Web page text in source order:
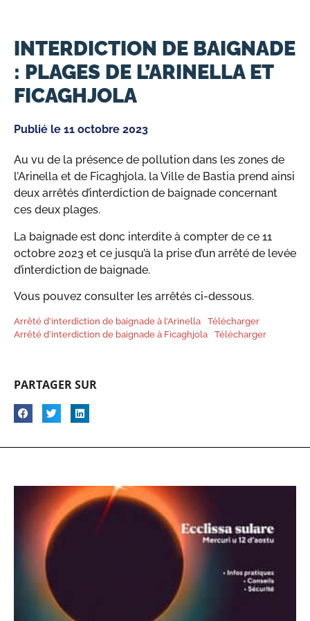
INTERDICTION DE BAIGNADE
: PLAGES DE L’ARINELLA ET
FICAGHJOLA
Publié le 11 octobre 2023
Au vu de la présence de pollution dans les zones de
l’Arinella et de Ficaghjola, la Ville de Bastia prend ainsi
deux arrêtés d’interdiction de baignade concernant
ces deux plages.
La baignade est donc interdite à compter de ce 11
octobre 2023 et ce jusqu’à la prise d’un arrêté de levée
d’interdiction de baignade.
Vous pouvez consulter les arrêtés ci-dessous.
Arrêté d’interdiction de baignade à l’Arinella
Télécharger
Arrêté d’interdiction de baignade à Ficaghjola
Télécharger
PARTAGER SUR